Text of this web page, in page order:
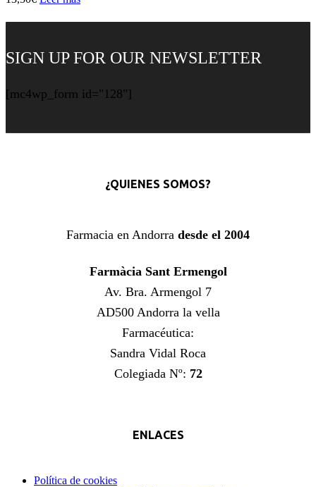
SIGN UP FOR OUR NEWSLETTER
[mc4wp_form id="128"]
¿QUIENES SOMOS?
Farmacia en Andorra desde el 2004
Farmàcia Sant Ermengol
Av. Bra. Armengol 7
AD500 Andorra la vella
Farmacéutica:
Sandra Vidal Roca
Colegiada Nº: 72
ENLACES
Política de cookies